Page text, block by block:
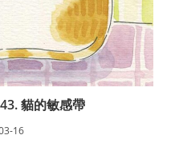
貓的敏感帶
16